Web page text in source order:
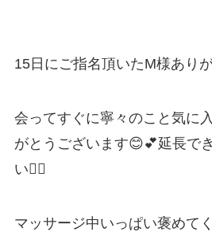
15日にご指名頂いたM様あり
会ってすぐに寧々のこと気に
がとうございます😊💕延長で
い🙇‍♀️
マッサージ中いっぱい褒めて